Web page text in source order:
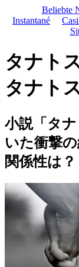
Beliebte
Instantané
タナト
タナト
小説「タ
いた衝撃
関係性は？